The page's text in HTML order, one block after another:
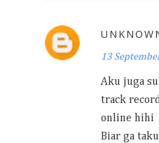
13
Aku juga
track
online hihi
Biar ga